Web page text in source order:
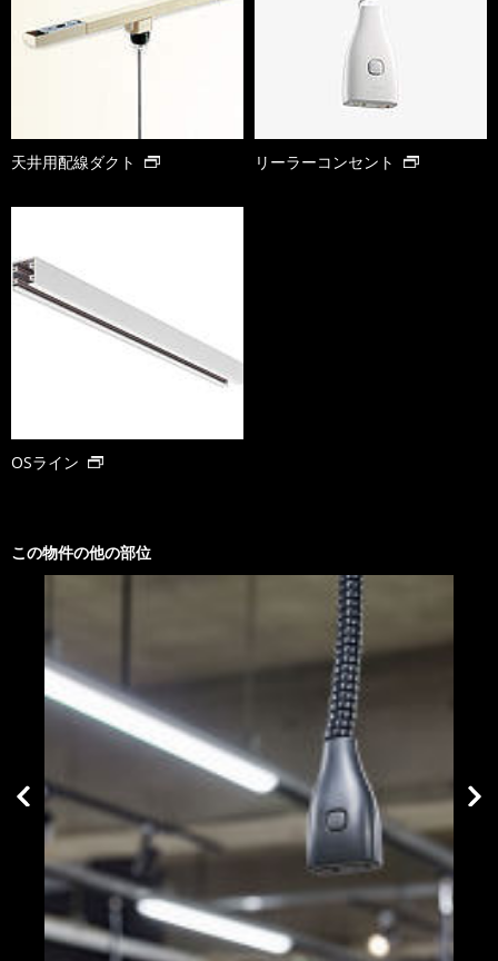
天井用配線ダクト リーラーコンセント
OSライン
この物件の他の部位